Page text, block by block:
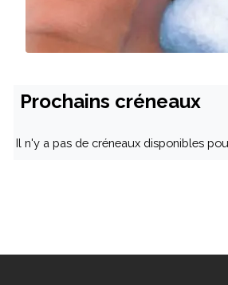
Prochains créneaux
Il n'y a pas de créneaux disponibles